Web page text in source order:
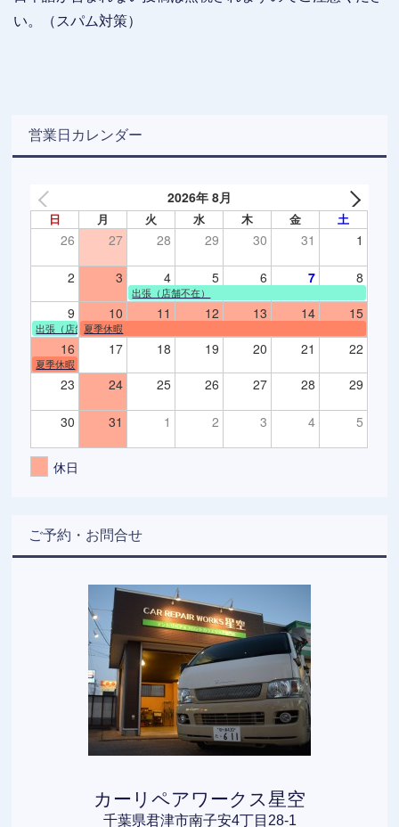
い。（スパム対策）
営業日カレンダー
2026年 8月
日 月 火 水 木 金 土
26 27 28 29 30 31 1
2 3 4 5 6 7 8
出張（店舗不在）
9 10 11 12 13 14 15
出張（店舗不在）
夏季休暇
16 17 18 19 20 21 22
夏季休暇
23 24 25 26 27 28 29
30 31 1 2 3 4 5
休日
ご予約・お問合せ
カーリペアワークス星空
千葉県君津市南子安4丁目28-1